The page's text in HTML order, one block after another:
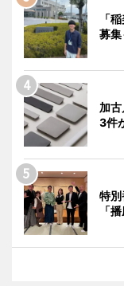
「
募集
加
3件
特
「